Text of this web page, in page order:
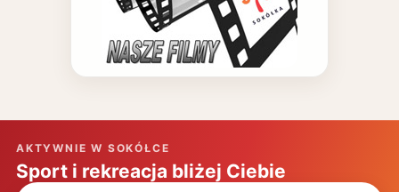
AKTYWNIE W SOKÓŁCE
Sport i rekreacja bliżej Ciebie